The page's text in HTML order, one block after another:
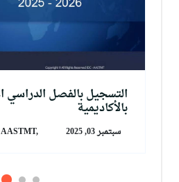
بالأكاديمية
سبتمبر 03, 2025 AASTMT,